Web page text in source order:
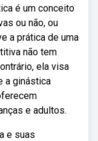
é um conceito
ou não, ou
a prática de uma
não tem
ela visa
a ginástica
e adultos.
e suas